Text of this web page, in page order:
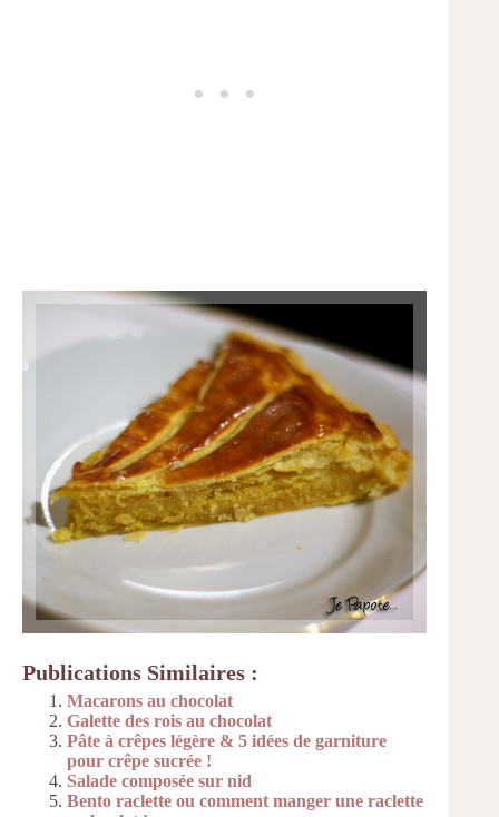
Publications Similaires :
Macarons au chocolat
Galette des rois au chocolat
Pâte à crêpes légère & 5 idées de garniture
pour crêpe sucrée !
Salade composée sur nid
Bento raclette ou comment manger une raclette